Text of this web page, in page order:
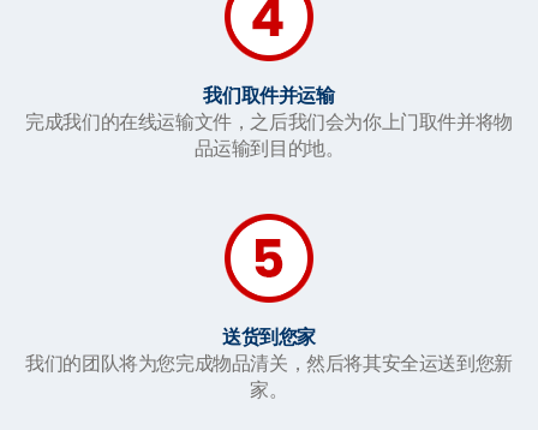
我们取件并运输
完成我们的在线运输文件，之后我们会为你上门取件并将物
品运输到目的地。
送货到您家
我们的团队将为您完成物品清关，然后将其安全运送到您新
家。